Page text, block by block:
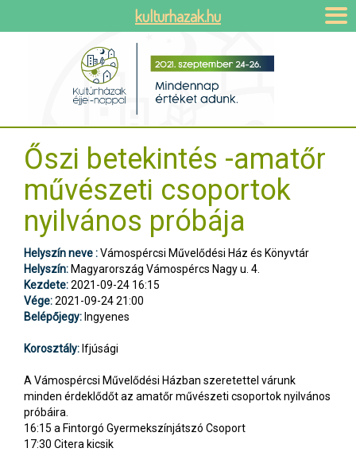
Őszi betekintés -amatőr
művészeti csoportok
nyilvános próbája
Helyszín neve :Vámospércsi Művelődési Ház és Könyvtár
Helyszín: Magyarország Vámospércs Nagy u. 4.
Kezdete:2021-09-24 16:15
Vége:2021-09-24 21:00
Belépőjegy: Ingyenes
Korosztály: Ifjúsági
A Vámospércsi Művelődési Házban szeretettel várunk
minden érdeklődőt az amatőr művészeti csoportok nyilvános
próbáira.
16:15 a Fintorgó Gyermekszínjátszó Csoport
17:30 Citera kicsik
kulturhazak.hu